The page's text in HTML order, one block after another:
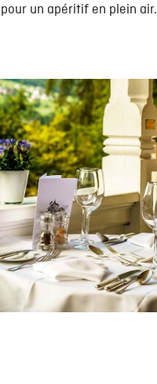
un apéritif en plein air.